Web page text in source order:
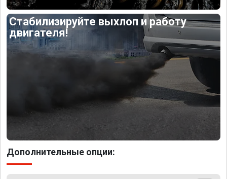
Стабилизируйте выхлоп и работу
двигателя!
Дополнительные опции: